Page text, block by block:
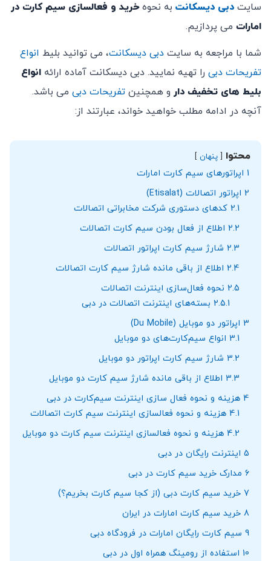
سایت دبی دیسکانت به نحوهخرید و فعالسازی سیم کارت در
امارات می پردازیم.
شما با مراجعه به سایت دبی دیسکانت، می توانید بلیط انواع
تفریحات دبی را تهیه نمایید. دبی دیسکانت آماده ارائه انواع
بلیط های تخفیف دار و همچنین تفریحات دبی می باشد.
آنچه در ادامه مطلب خواهید خواند، عبارتند از:
محتوا پنهان
1 اپراتورهای سیم کارت امارات
2 اپراتور اتصالات (Etisalat)
2.1 کدهای دستوری شرکت مخابراتی اتصالات
2.2 اطلاع از فعال بودن سیم کارت اتصالات
2.3 شارژ سیم کارت اپراتور اتصالات
2.4 اطلاع از باقی مانده شارژ سیم کارت اتصالات
2.5 نحوه فعال‌سازی اینترنت اتصالات
2.5.1 بسته‌های اینترنت اتصالات در دبی
3 اپراتور دو موبایل (Du Mobile)
3.1 انواع سیم‌کارت‌های دو موبایل
3.2 شارژ سیم کارت اپراتور دو موبایل
3.3 اطلاع از باقی مانده شارژ سیم کارت دو موبایل
4 هزینه و نحوه فعال سازی اینترنت سیم‌کارت در دبی
4.1 هزینه و نحوه فعالسازی اینترنت سیم کارت اتصالات
4.2 هزینه و نحوه فعالسازی اینترنت سیم کارت دو موبایل
5 اینترنت رایگان در دبی
6 مدارک خرید سیم‌ کارت در دبی
7 خرید سیم کارت دبی (از کجا سیم‌ کارت بخریم؟)
8 خرید سیم کارت امارات در ایران
9 سیم کارت رایگان امارات در فرودگاه دبی
10 استفاده از رومینگ همراه اول در دبی